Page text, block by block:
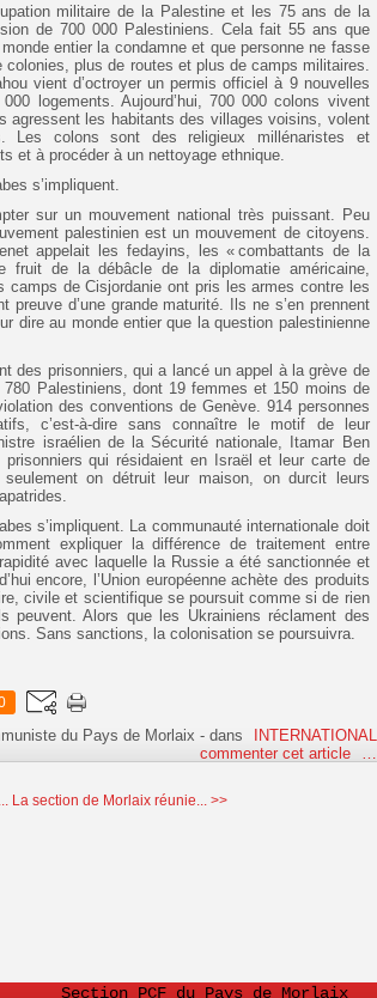
militaire de la Palestine et les 75 ans de la
de 700 000 Palestiniens. Cela fait 55 ans que
entier la condamne et que personne ne fasse
plus de routes et plus de camps militaires.
vient d’octroyer un permis officiel à 9 nouvelles
logements. Aujourd’hui, 700 000 colons vivent
agressent les habitants des villages voisins, volent
Les colons sont des religieux millénaristes et
et à procéder à un nettoyage ethnique.
s’impliquent.
sur un mouvement national très puissant. Peu
palestinien est un mouvement de citoyens.
appelait les fedayins, les « combattants de la
de la débâcle de la diplomatie américaine,
camps de Cisjordanie ont pris les armes contre les
d’une grande maturité. Ils ne s’en prennent
dire au monde entier que la question palestinienne
des prisonniers, qui a lancé un appel à la grève de
Palestiniens, dont 19 femmes et 150 moins de
des conventions de Genève. 914 personnes
c’est-à-dire sans connaître le motif de leur
israélien de la Sécurité nationale, Itamar Ben
qui résidaient en Israël et leur carte de
on détruit leur maison, on durcit leurs
s’impliquent. La communauté internationale doit
expliquer la différence de traitement entre
avec laquelle la Russie a été sanctionnée et
encore, l’Union européenne achète des produits
civile et scientifique se poursuit comme si de rien
peuvent. Alors que les Ukrainiens réclament des
Sans sanctions, la colonisation se poursuivra.
du Pays de Morlaix -dans
INTERNATIONAL
commenter cet article
La section de Morlaix réunie... >>
Section PCF du Pays de Morlaix